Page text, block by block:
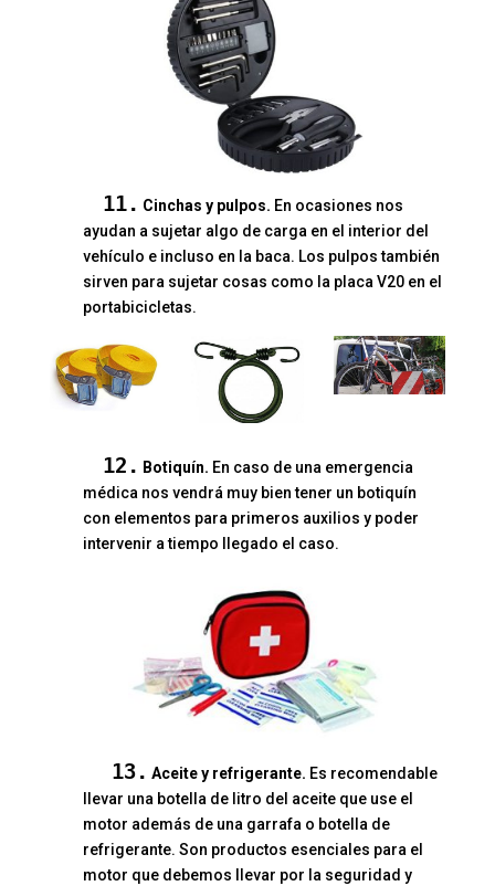
11. Cinchas y pulpos. En ocasiones nos
ayudan a sujetar algo de carga en el interior del
vehículo e incluso en la baca. Los pulpos también
sirven para sujetar cosas como la placa V20 en el
portabicicletas.
12. Botiquín. En caso de una emergencia
médica nos vendrá muy bien tener un botiquín
con elementos para primeros auxilios y poder
intervenir a tiempo llegado el caso.
13. Aceite y refrigerante. Es recomendable
llevar una botella de litro del aceite que use el
motor además de una garrafa o botella de
refrigerante. Son productos esenciales para el
motor que debemos llevar por la seguridad y